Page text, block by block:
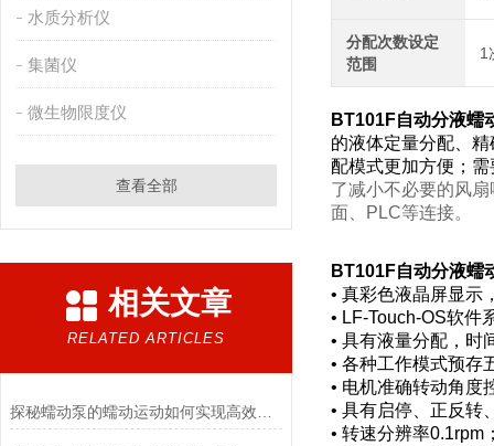
水质分析仪
集菌仪
微生物限度仪
查看全部
相关文章
RELATED ARTICLES
分配次数设定
范围
1
BT101F自动分液蠕
的液体定量分配、
配模式更加方便；
了减小不必要的风
面、PLC等连接。
BT101F自动分液蠕
• 真彩色液晶屏显示
• LF-Touch-OS软件
• 具有液量分配，时
• 各种工作模式预存
• 电机准确转动角度
• 具有启停、正反转
• 转速分辨率0.1rpm